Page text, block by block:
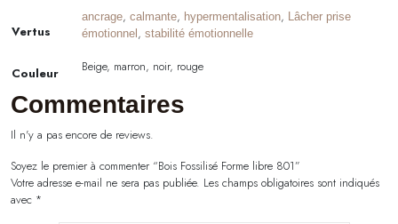
Vertus
ancrage, calmante, hypermentalisation, Lâcher prise
émotionnel, stabilité émotionnelle
Couleur Beige, marron, noir, rouge
Commentaires
Il n'y a pas encore de reviews.
Soyez le premier à commenter “Bois Fossilisé Forme libre 801”
Votre adresse e-mail ne sera pas publiée. Les champs obligatoires sont indiqués
avec *